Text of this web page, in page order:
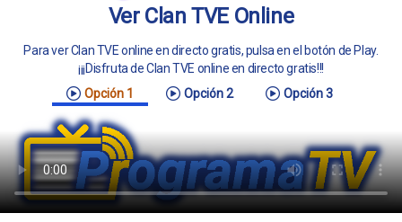
Ver Clan TVE Online
Para ver Clan TVE online en directo gratis, pulsa en el botón de Play.
¡¡¡Disfruta de Clan TVE online en directo gratis!!!
Opción 1
Opción 2 Opción 3